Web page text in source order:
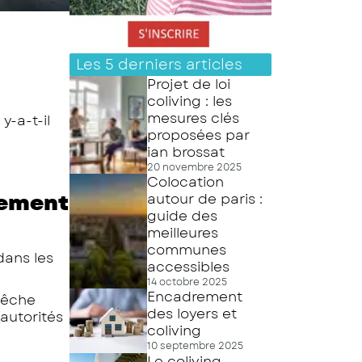
y-a-t-il
les
Les 5 derniers articles
Projet de loi
coliving : les
mesures clés
proposées par
ian brossat
20 novembre 2025
Colocation
autour de paris :
guide des
meilleures
communes
accessibles
14 octobre 2025
Encadrement
des loyers et
coliving
10 septembre 2025